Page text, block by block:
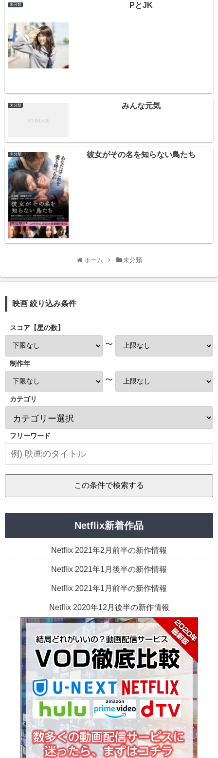
未分類 PとJK
未分類 みんな元気
未分類 彼女がその名を知らない鳥たち
ホーム 未分類
映画 絞り込み条件
スコア【星の数】
〜
制作年
〜
カテゴリ
フリーワード
Netflix新着作品
Netflix 2021年2月前半の新作情報
Netflix 2021年1月後半の新作情報
Netflix 2021年1月前半の新作情報
Netflix 2020年12月後半の新作情報